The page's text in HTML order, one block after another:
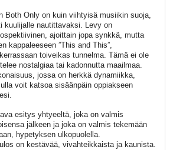
Both Only on kuin viihtyisä musiikin suoja,
kuulijalle nautittavaksi. Levy on
ajoittain jopa synkkä, mutta
kappaleeseen ”This and This”,
toiveikas tunnelma. Tämä ei ole
nostalgiaa tai kadonnutta maailmaa.
jossa on herkkä dynamiikka,
voit katsoa sisäänpäin oppiakseen
esitys yhtyeeltä, joka on valmis
jälkeen ja joka on valmis tekemään
hypetyksen ulkopuolella.
on kestävää, vivahteikkaista ja kaunista.